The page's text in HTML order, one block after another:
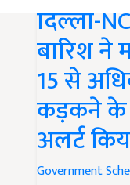
दिल्ली-
बारिश
15 से
कड़कने के
अलर्ट
Government